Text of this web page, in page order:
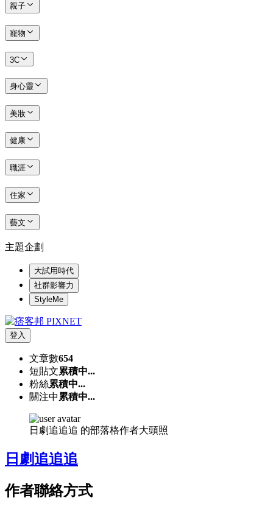
親子
寵物
3C
身心靈
美妝
健康
職涯
住家
藝文
主題企劃
大試用時代
社群影響力
StyleMe
登入
文章數654
短貼文累積中...
粉絲累積中...
關注中 累積中...
日劇追追追 的部落格作者大頭照
日劇追追追
作者聯絡方式